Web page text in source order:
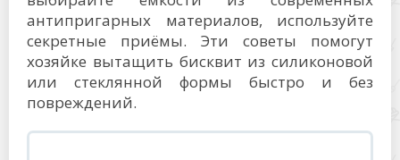
антипригарных материалов, используйте
секретные приёмы. Эти советы помогут
хозяйке вытащить бисквит из силиконовой
или стеклянной формы быстро и без
повреждений.